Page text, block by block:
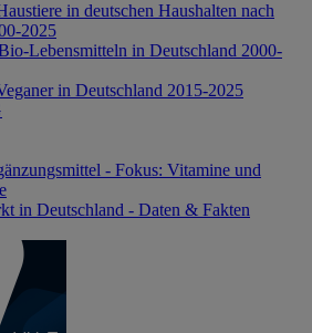
in deutschen Haushalten nach
2025
Lebensmitteln in Deutschland 2000-
in Deutschland 2015-2025
- Fokus: Vitamine und
in Deutschland - Daten & Fakten